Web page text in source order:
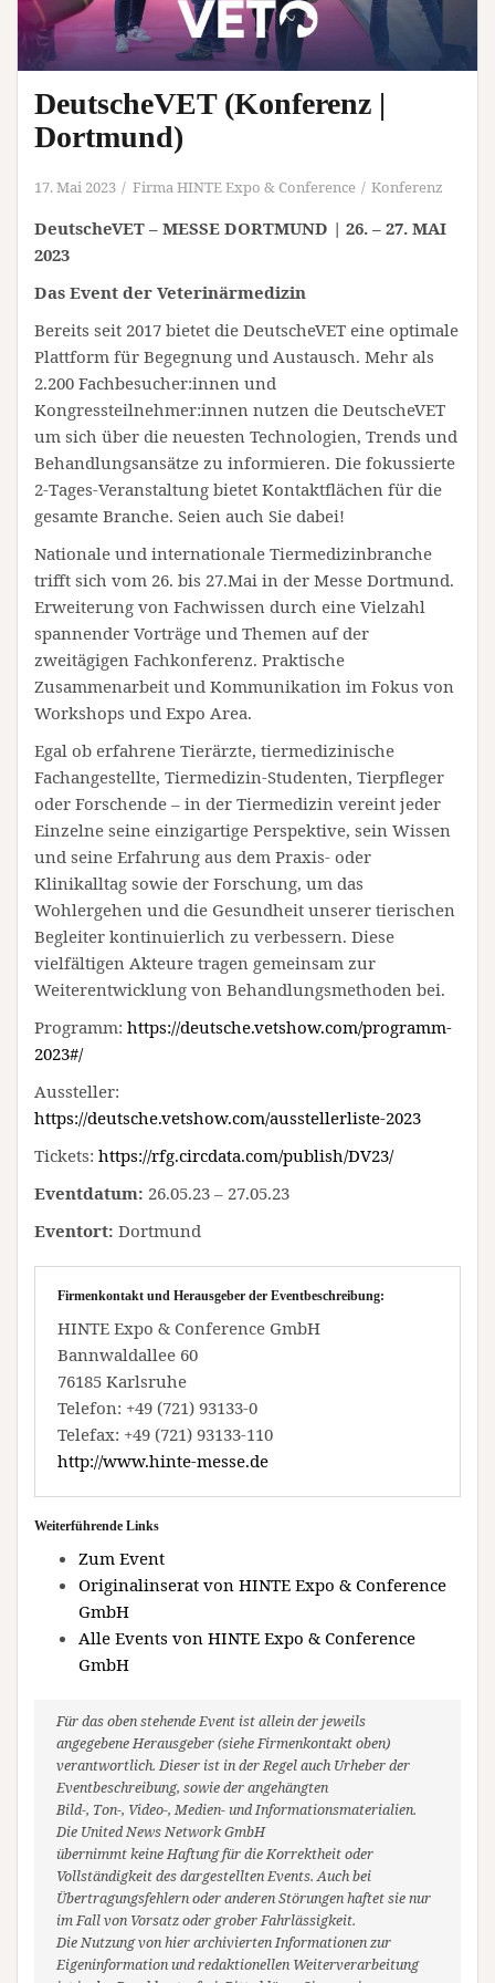
DeutscheVET (Konferenz |
Dortmund)
17. Mai 2023 Firma HINTE Expo & Conference Konferenz
DeutscheVET – MESSE DORTMUND | 26. – 27. MAI
2023
Das Event der Veterinärmedizin
Bereits seit 2017 bietet die DeutscheVET eine optimale
Plattform für Begegnung und Austausch. Mehr als
2.200 Fachbesucher:innen und
Kongressteilnehmer:innen nutzen die DeutscheVET
um sich über die neuesten Technologien, Trends und
Behandlungsansätze zu informieren. Die fokussierte
2-Tages-Veranstaltung bietet Kontaktflächen für die
gesamte Branche. Seien auch Sie dabei!
Nationale und internationale Tiermedizinbranche
trifft sich vom 26. bis 27.Mai in der Messe Dortmund.
Erweiterung von Fachwissen durch eine Vielzahl
spannender Vorträge und Themen auf der
zweitägigen Fachkonferenz. Praktische
Zusammenarbeit und Kommunikation im Fokus von
Workshops und Expo Area.
Egal ob erfahrene Tierärzte, tiermedizinische
Fachangestellte, Tiermedizin-Studenten, Tierpfleger
oder Forschende – in der Tiermedizin vereint jeder
Einzelne seine einzigartige Perspektive, sein Wissen
und seine Erfahrung aus dem Praxis- oder
Klinikalltag sowie der Forschung, um das
Wohlergehen und die Gesundheit unserer tierischen
Begleiter kontinuierlich zu verbessern. Diese
vielfältigen Akteure tragen gemeinsam zur
Weiterentwicklung von Behandlungsmethoden bei.
Programm: https://deutsche.vetshow.com/programm-
2023#/
Aussteller:
https://deutsche.vetshow.com/ausstellerliste-2023
Tickets: https://rfg.circdata.com/publish/DV23/
Eventdatum: 26.05.23 – 27.05.23
Eventort: Dortmund
Firmenkontakt und Herausgeber der Eventbeschreibung:
HINTE Expo & Conference GmbH
Bannwaldallee 60
76185 Karlsruhe
Telefon: +49 (721) 93133-0
Telefax: +49 (721) 93133-110
http://www.hinte-messe.de
Weiterführende Links
Zum Event
Originalinserat von HINTE Expo & Conference
GmbH
Alle Events von HINTE Expo & Conference
GmbH
Für das oben stehende Event ist allein der jeweils
angegebene Herausgeber (siehe Firmenkontakt oben)
verantwortlich. Dieser ist in der Regel auch Urheber der
Eventbeschreibung, sowie der angehängten
Bild-, Ton-, Video-, Medien- und Informationsmaterialien.
Die United News Network GmbH
übernimmt keine Haftung für die Korrektheit oder
Vollständigkeit des dargestellten Events. Auch bei
Übertragungsfehlern oder anderen Störungen haftet sie nur
im Fall von Vorsatz oder grober Fahrlässigkeit.
Die Nutzung von hier archivierten Informationen zur
Eigeninformation und redaktionellen Weiterverarbeitung